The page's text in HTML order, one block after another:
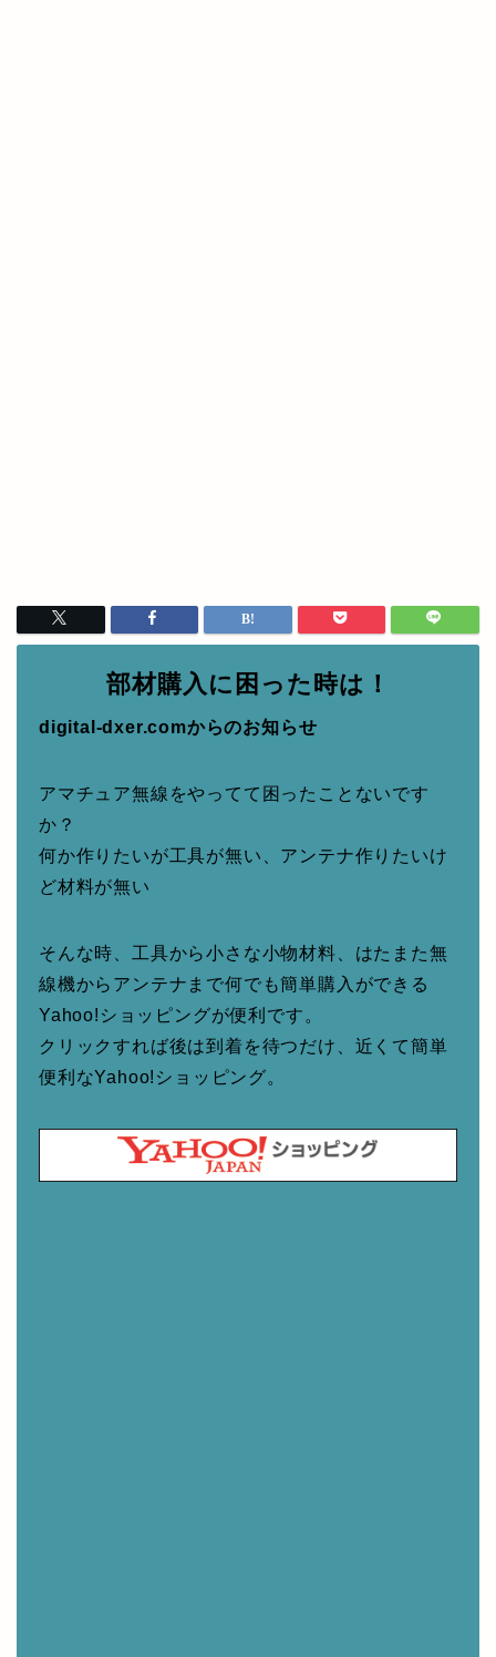
部材購入に困った時は！
digital-dxer.comからのお知らせ
アマチュア無線をやってて困ったことないです
か？
何か作りたいが工具が無い、アンテナ作りたいけ
ど材料が無い
そんな時、工具から小さな小物材料、はたまた無
線機からアンテナまで何でも簡単購入ができる
Yahoo!ショッピングが便利です。
クリックすれば後は到着を待つだけ、近くて簡単
便利なYahoo!ショッピング。